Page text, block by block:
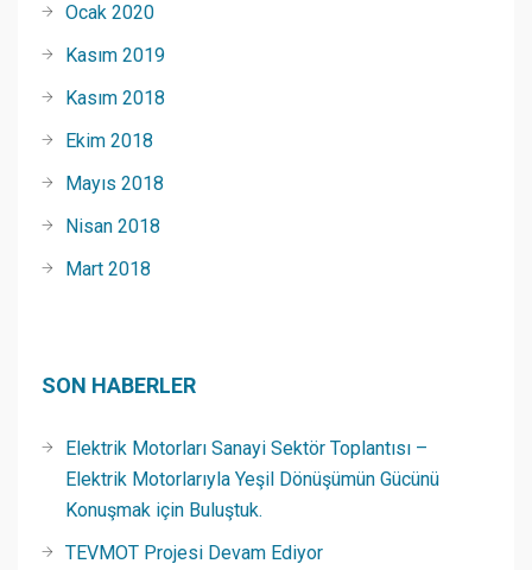
Ocak 2020
Kasım 2019
Kasım 2018
Ekim 2018
Mayıs 2018
Nisan 2018
Mart 2018
SON HABERLER
Elektrik Motorları Sanayi Sektör Toplantısı –
Elektrik Motorlarıyla Yeşil Dönüşümün Gücünü
Konuşmak için Buluştuk.
TEVMOT Projesi Devam Ediyor